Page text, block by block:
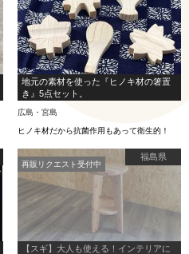
地元の素材を使った『ヒノキ材の箸置
き』5点セット。
広島・宮島
ヒノキ材だから抗菌作用もあって衛生的！
福島県
【スギ】大人も使える！インテリアに
再販リクエスト受付中